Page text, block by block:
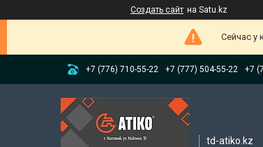
Создать сайт на Satu.kz
Сейчас у
+7 (776) 710-55-22 +7 (777) 504-55-22 +7
td-atiko.kz